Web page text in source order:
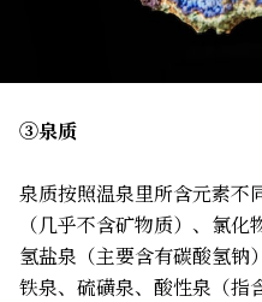
③泉质
泉质按照温泉里所含元素不
（几乎不含矿物质）、氯
氢盐泉（主要含有碳酸氢钠
铁泉、硫磺泉、酸性泉（指